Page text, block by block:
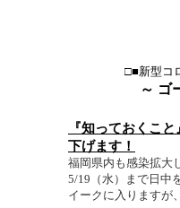
□■新型コロナ
～ ゴールデ
『知っておく
下げます！
福岡県内も感染拡大
5/19 （水）まで日
イークに入りますが